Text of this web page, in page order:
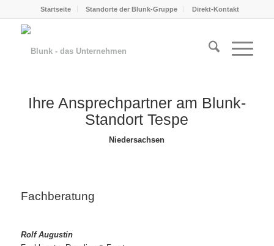
Startseite Standorte der Blunk-Gruppe Direkt-Kontakt
Ihre Ansprechpartner am Blunk-
Standort Tespe
Niedersachsen
Fachberatung
Rolf Augustin